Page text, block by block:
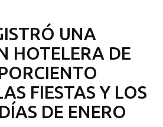
UNA
HOTELERA DE
FIESTAS Y LOS
DE ENERO